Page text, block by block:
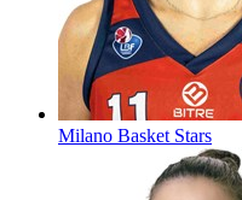
Milano Basket Stars